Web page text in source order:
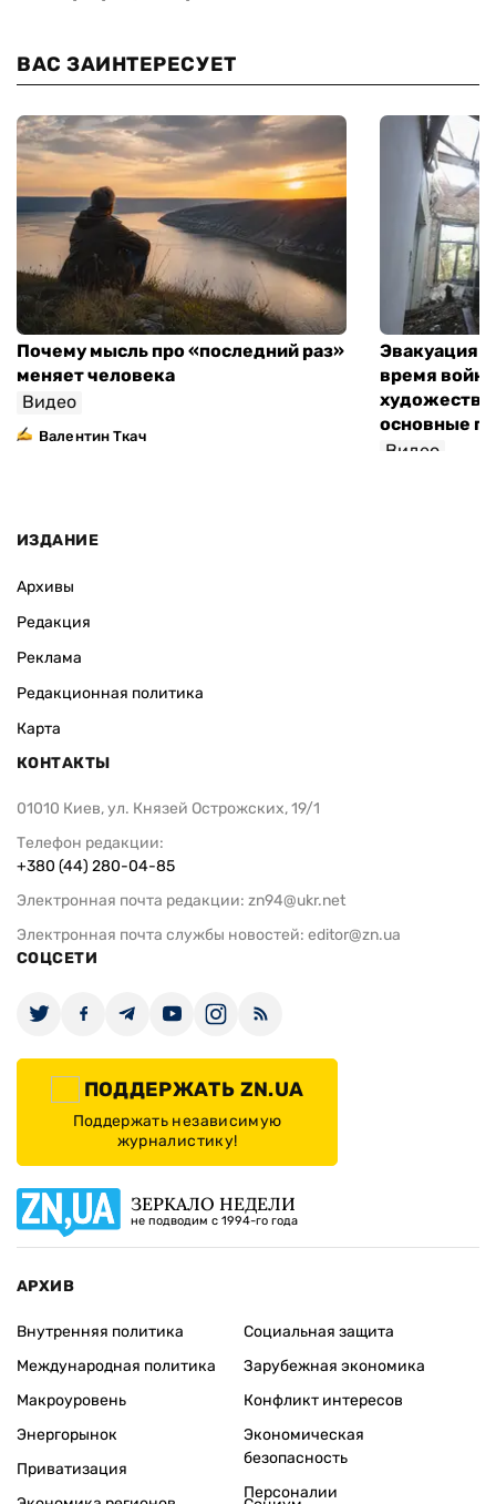
ВАС ЗАИНТЕРЕСУЕТ
Почему мысль про «последний раз»
меняет человека
Видео
Валентин Ткач
Эвакуация
время
основные
Видео
ИЗДАНИЕ
Архивы
Редакция
Реклама
Редакционная политика
Карта
КОНТАКТЫ
01010 Киев, ул. Князей Острожских, 19/1
Телефон редакции:
+380 (44) 280-04-85
Электронная почта редакции: zn94@ukr.net
Электронная почта службы новостей: editor@zn.ua
СОЦСЕТИ
ПОДДЕРЖАТЬ ZN.UA
Поддержать независимую
журналистику!
ЗЕРКАЛО НЕДЕЛИ
не подводим с 1994-го года
АРХИВ
Внутренняя политика
Международная политика
Макроуровень
Энергорынок
Приватизация
Социальная защита
Зарубежная экономика
Конфликт интересов
Экономическая
безопасность
Персоналии